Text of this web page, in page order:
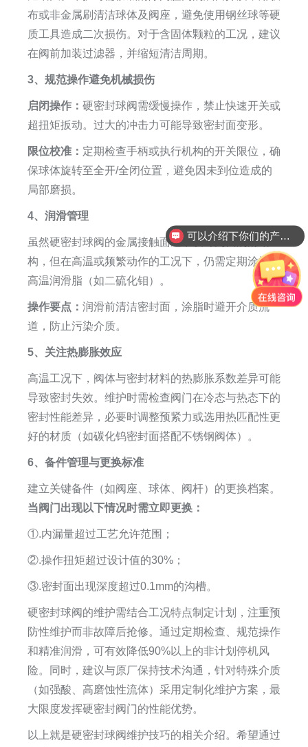
布或非金属刷清洁球体及阀座，避免使用钢丝球等硬
质工具造成二次损伤。对于含固体颗粒的工况，建议
在阀前加装过滤器，并缩短清洁周期。
3、规范操作避免机械损伤
启闭操作： 硬密封球阀需缓慢操作，禁止快速开关或
超扭矩扳动。过大的冲击力可能导致密封面变形。
限位校准： 定期检查手柄或执行机构的开关限位，确
保球体旋转至全开/全闭位置，避免因未到位造成的
局部磨损。
4、润滑管理
虽然硬密封球阀的金属接触面通常设计为自润滑结
构，但在高温或频繁动作的工况下，仍需定期涂抹耐
高温润滑脂（如二硫化钼）。
操作要点： 润滑前清洁密封面，涂脂时避开介质流
道，防止污染介质。
5、关注热膨胀效应
高温工况下，阀体与密封材料的热膨胀系数差异可能
导致密封失效。维护时需检查阀门在冷态与热态下的
密封性能差异，必要时调整预紧力或选用热匹配性更
好的材质（如碳化钨密封面搭配不锈钢阀体）。
6、备件管理与更换标准
建立关键备件（如阀座、球体、阀杆）的更换档案。
当阀门出现以下情况时需立即更换：
①.内漏量超过工艺允许范围；
②.操作扭矩超过设计值的30%；
③.密封面出现深度超过0.1mm的沟槽。
硬密封球阀的维护需结合工况特点制定计划，注重预
防性维护而非故障后抢修。通过定期检查、规范操作
和精准润滑，可有效降低90%以上的非计划停机风
险。同时，建议与原厂保持技术沟通，针对特殊介质
（如强酸、高磨蚀性流体）采用定制化维护方案，最
大限度发挥硬密封阀门的性能优势。
以上就是硬密封球阀维护技巧的相关介绍。希望通过
可以介绍下你们的产品么